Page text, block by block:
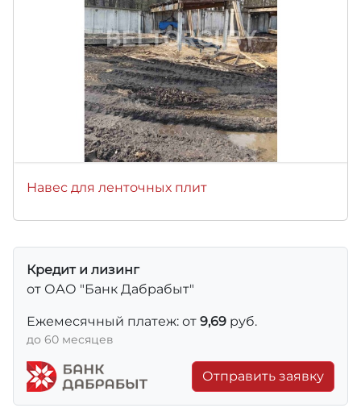
Навес для ленточных плит
Кредит и лизинг
от ОАО "Банк Дабрабыт"
Ежемесячный платеж: от 9,69 руб.
до 60 месяцев
Отправить заявку